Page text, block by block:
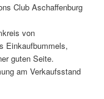
Club Aschaffenburg
von
Einkaufbummels,
guten Seite.
am Verkaufsstand